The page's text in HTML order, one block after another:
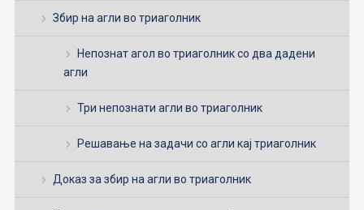
Збир на агли во триаголник
Непознат агол во триаголник со два дадени
агли
Три непознати агли во триаголник
Решавање на задачи со агли кај триаголник
Доказ за збир на агли во триаголник